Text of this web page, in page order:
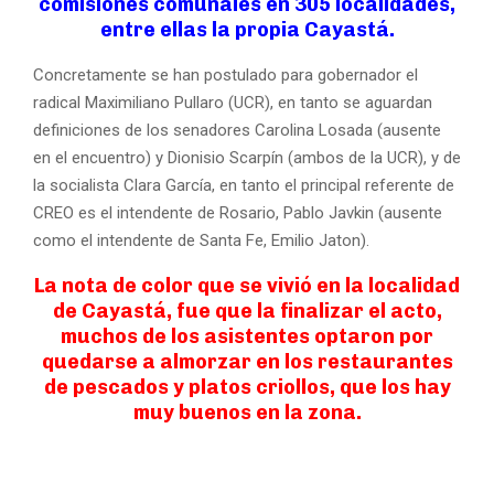
entre ellas la propia Cayastá.
Concretamente se han postulado para gobernador el
radical Maximiliano Pullaro (UCR), en tanto se aguardan
definiciones de los senadores Carolina Losada (ausente
en el encuentro) y Dionisio Scarpín (ambos de la UCR), y de
la socialista Clara García, en tanto el principal referente de
CREO es el intendente de Rosario, Pablo Javkin (ausente
como el intendente de Santa Fe, Emilio Jaton).
La nota de color que se vivió en la localidad
de Cayastá, fue que la finalizar el acto,
muchos de los asistentes optaron por
quedarse a almorzar en los restaurantes
de pescados y platos criollos, que los hay
muy buenos en la zona.